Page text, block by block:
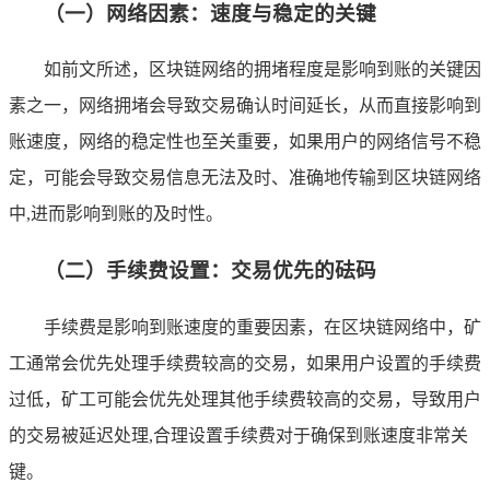
（一）网络因素：速度与稳定的关键
如前文所述，区块链网络的拥堵程度是影响到账的关键因
素之一，网络拥堵会导致交易确认时间延长，从而直接影响到
账速度，网络的稳定性也至关重要，如果用户的网络信号不稳
定，可能会导致交易信息无法及时、准确地传输到区块链网络
中,进而影响到账的及时性。
（二）手续费设置：交易优先的砝码
手续费是影响到账速度的重要因素，在区块链网络中，矿
工通常会优先处理手续费较高的交易，如果用户设置的手续费
过低，矿工可能会优先处理其他手续费较高的交易，导致用户
的交易被延迟处理,合理设置手续费对于确保到账速度非常关
键。